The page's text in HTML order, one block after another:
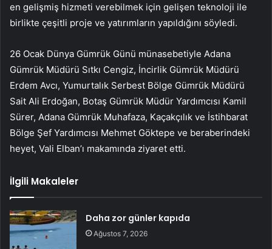
en gelişmiş hizmeti verebilmek için gelişen teknoloji ile
birlikte çeşitli proje ve yatırımların yapıldığını söyledi.
26 Ocak Dünya Gümrük Günü münasebetiyle Adana
Gümrük Müdürü Sıtkı Cengiz, İncirlik Gümrük Müdürü
Erdem Avcı, Yumurtalık Serbest Bölge Gümrük Müdürü
Sait Ali Erdoğan, Botaş Gümrük Müdür Yardımcısı Kamil
Sürer, Adana Gümrük Muhafaza, Kaçakçılık ve İstihbarat
Bölge Şef Yardımcısı Mehmet Göktepe ve beraberindeki
heyet, Vali Elban’ı makamında ziyaret etti.
İlgili Makaleler
Daha zor günler kapıda
Ağustos 7, 2026